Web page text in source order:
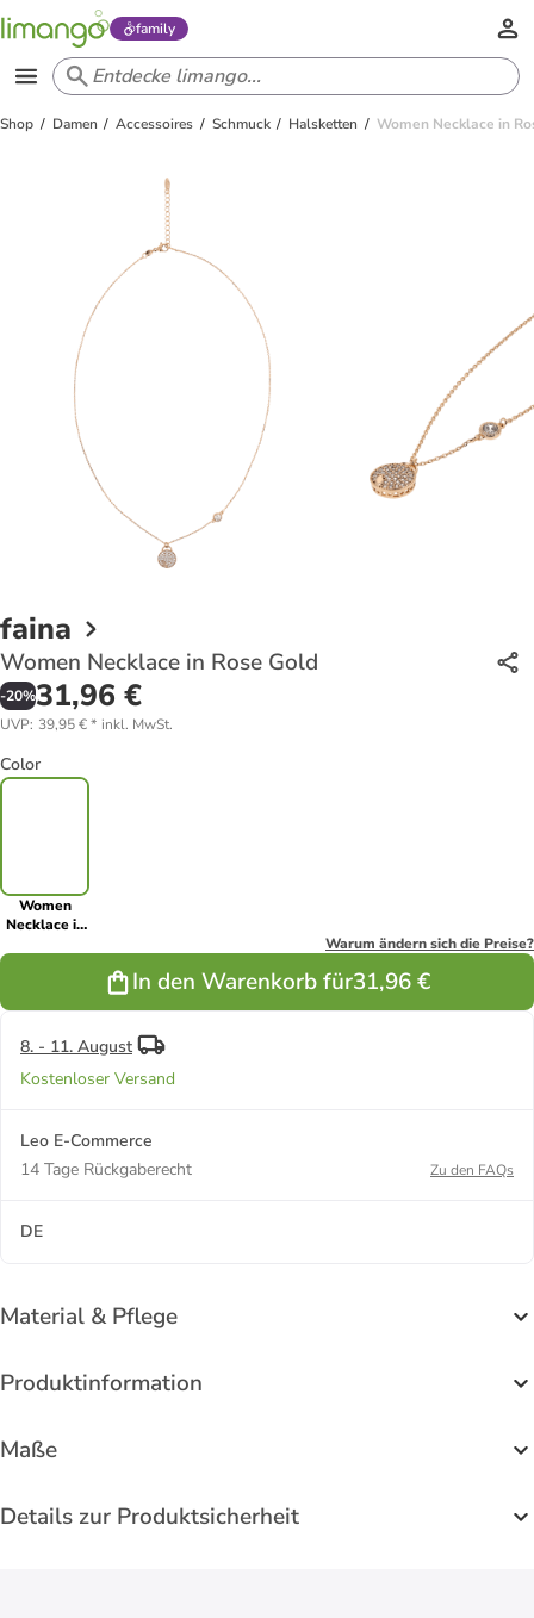
family
Shop Damen Accessoires Schmuck Halsketten Women Necklace in
faina
Women Necklace in Rose Gold
-20%31,96 €
UVP: 39,95 €* inkl. MwSt.
Color
Women
Necklace in
Warum ändern sich die Preise?
In den Warenkorb für31,96 €
8. - 11. August
Kostenloser Versand
Leo E-Commerce
14 Tage Rückgaberecht
Zu den FAQs
DE
Material & Pflege
Produktinformation
Maße
Details zur Produktsicherheit